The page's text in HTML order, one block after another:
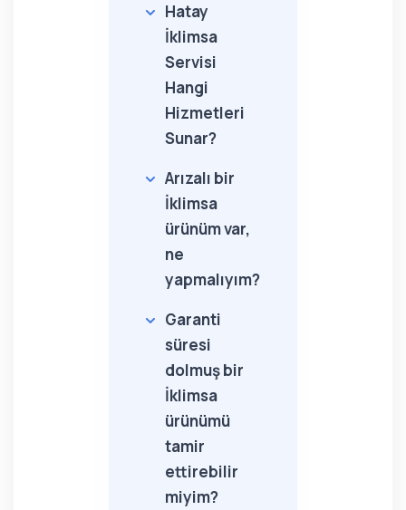
Hatay
İklimsa
Servisi
Hangi
Hizmetleri
Sunar?
Arızalı bir
İklimsa
ürünüm var,
ne
yapmalıyım?
Garanti
süresi
dolmuş bir
İklimsa
ürünümü
tamir
ettirebilir
miyim?